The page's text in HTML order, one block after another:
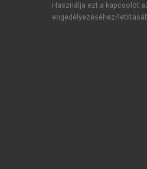
Használja ezt a kapcsolót
engedélyezéséhez/